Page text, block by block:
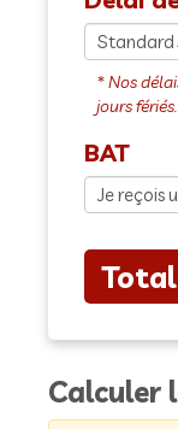
BAT
Calculer